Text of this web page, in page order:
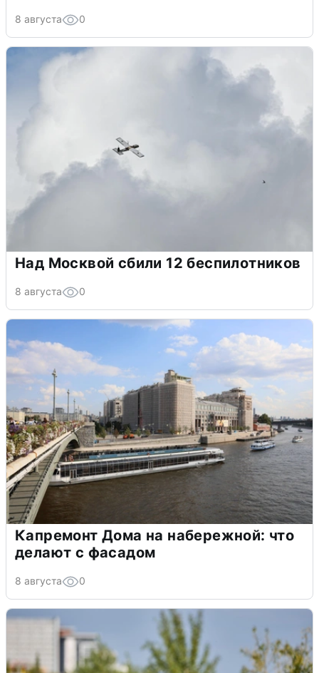
8 августа 0
Над Москвой сбили 12 беспилотников
8 августа 0
Капремонт Дома на набережной: что
делают с фасадом
8 августа 0